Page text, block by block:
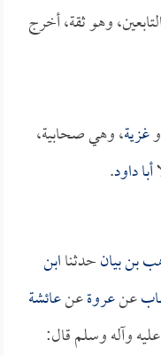
وهو ثقة، أخرج
غزية، وهي صحابية،
أبا داود.
بن بيانحدثناابن
عنعروةعنعائشة
وآله وسلم قال: